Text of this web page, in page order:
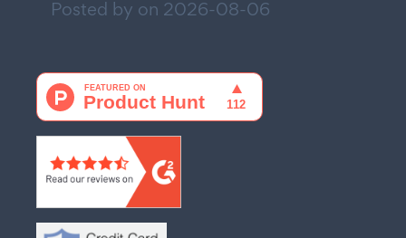
Posted by on 2026-08-06